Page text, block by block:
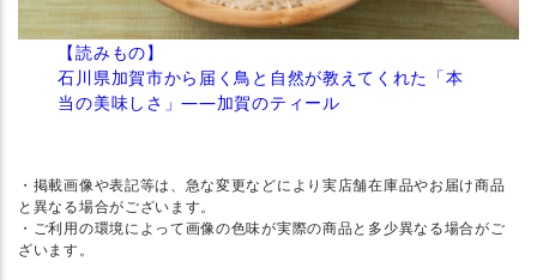
【読みもの】
石川県加賀市から届く鳥と自然が教えてくれた「本
当の美味しさ」——加賀のティール
・掲載画像や表記等は、急な変更などにより実店舗在庫品やお届け商品
と異なる場合がございます。
・ご利用の環境によって画像の色味が実際の商品と多少異なる場合がご
ざいます。